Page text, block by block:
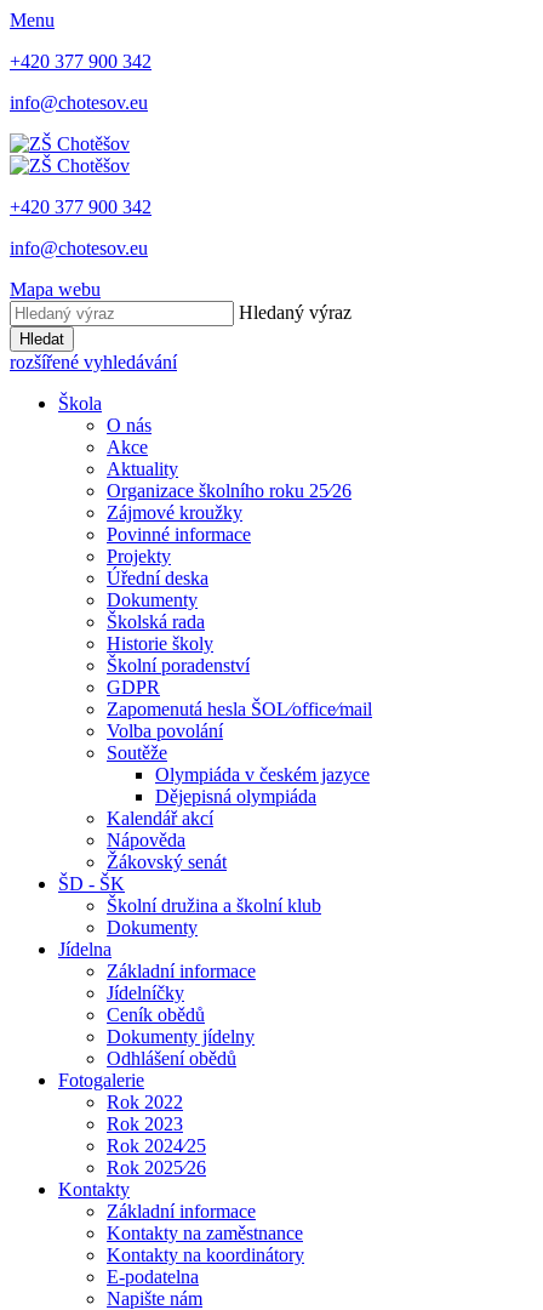
Menu
+420 377 900 342
info@chotesov.eu
+420 377 900 342
info@chotesov.eu
Mapa webu
Hledaný výraz
Hledat
rozšířené vyhledávání
Škola
O nás
Akce
Aktuality
Organizace školního roku 25⁄26
Zájmové kroužky
Povinné informace
Projekty
Úřední deska
Dokumenty
Školská rada
Historie školy
Školní poradenství
GDPR
Zapomenutá hesla ŠOL⁄office⁄mail
Volba povolání
Soutěže
Olympiáda v českém jazyce
Dějepisná olympiáda
Kalendář akcí
Nápověda
Žákovský senát
ŠD - ŠK
Školní družina a školní klub
Dokumenty
Jídelna
Základní informace
Jídelníčky
Ceník obědů
Dokumenty jídelny
Odhlášení obědů
Fotogalerie
Rok 2022
Rok 2023
Rok 2024⁄25
Rok 2025⁄26
Kontakty
Základní informace
Kontakty na zaměstnance
Kontakty na koordinátory
E-podatelna
Napište nám